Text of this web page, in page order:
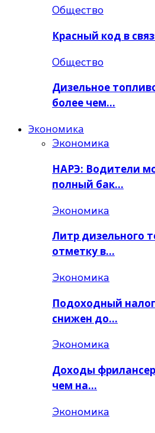
Общество
Красный код в
Общество
Дизельное
более чем…
Экономика
Экономика
НАРЭ: Водители
полный бак…
Экономика
Литр дизельного
отметку в…
Экономика
Подоходный
снижен до…
Экономика
Доходы
чем на…
Экономика